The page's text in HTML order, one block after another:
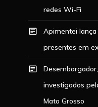
redes Wi-Fi
Apimentei
presentes em
investigados
Mato Grosso